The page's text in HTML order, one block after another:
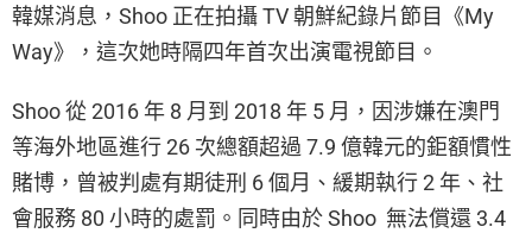
韓媒消息，Shoo 正在拍攝 TV 朝鮮紀錄片節目《My
Way》，這次她時隔四年首次出演電視節目。
Shoo 從 2016 年 8 月到 2018 年 5 月，因涉嫌在澳門
等海外地區進行 26 次總額超過 7.9 億韓元的鉅額慣性
賭博，曾被判處有期徒刑 6 個月、緩期執行 2 年、社
會服務 80 小時的處罰。同時由於 Shoo 無法償還 3.4